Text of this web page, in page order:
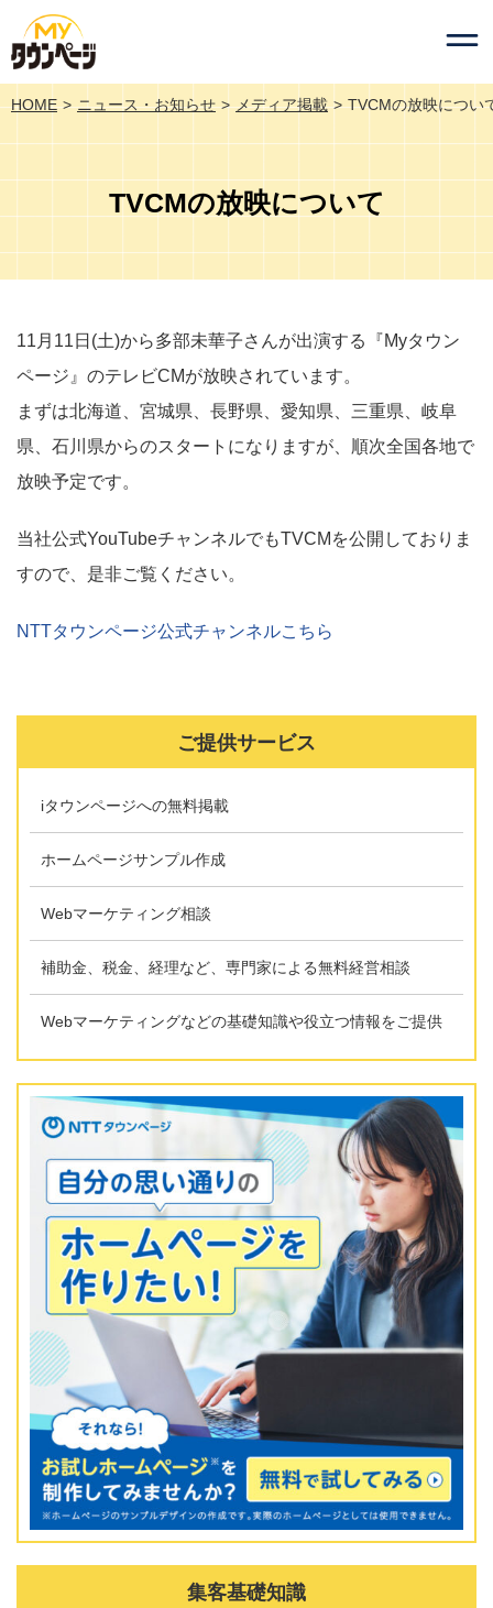
HOME ニュース・お知らせ メディア掲載 TVCMの放映につい
TVCMの放映について
11月11日(土)から多部未華子さんが出演する『Myタウン
ページ』のテレビCMが放映されています。
まずは北海道、宮城県、長野県、愛知県、三重県、岐阜
県、石川県からのスタートになりますが、順次全国各地で
放映予定です。
当社公式YouTubeチャンネルでもTVCMを公開しておりま
すので、是非ご覧ください。
NTTタウンページ公式チャンネルこちら
ご提供サービス
iタウンページへの無料掲載
ホームページサンプル作成
Webマーケティング相談
補助金、税金、経理など、専門家による無料経営相談
Webマーケティングなどの基礎知識や役立つ情報をご提供
集客基礎知識